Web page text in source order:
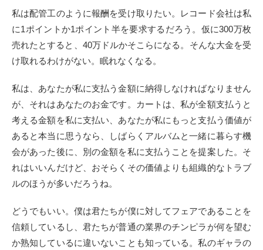
私は配管工のように報酬を受け取りたい。レコード会社は私
に1ポイントか1ポイント半を要求するだろう。仮に300万枚
売れたとすると、40万ドルかそこらになる。そんな大金を受
け取れるわけがない。眠れなくなる。
私は、あなたが私に支払う金額に納得しなければなりません
が、それはあなたのお金です。カートは、私が全額支払うと
考える金額を私に支払い、あなたが私にもっと支払う価値が
あると本当に思うなら、しばらくアルバムと一緒に暮らす機
会があった後に、別の金額を私に支払うことを提案した。そ
れはいいんだけど、おそらくその価値よりも組織的なトラブ
ルのほうが多いだろうね。
どうでもいい。僕は君たちが僕に対してフェアであることを
信頼しているし、君たちが普通の業界のチンピラが何を望む
か熟知しているに違いないことも知っている。私のギャラの